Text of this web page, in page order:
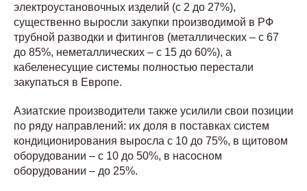
электроустановочных изделий (с 2 до 27%),
существенно выросли закупки производимой в РФ
трубной разводки и фитингов (металлических – с 67
до 85%, неметаллических – с 15 до 60%), а
кабеленесущие системы полностью перестали
закупаться в Европе.
Азиатские производители также усилили свои позиции
по ряду направлений: их доля в поставках систем
кондиционирования выросла с 10 до 75%, в щитовом
оборудовании – с 10 до 50%, в насосном
оборудовании – до 25%.